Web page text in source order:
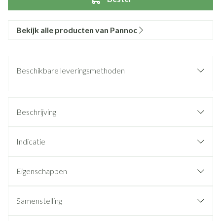
Bekijk alle producten van Pannoc
Beschikbare leveringsmethoden
Beschrijving
Indicatie
Eigenschappen
Samenstelling